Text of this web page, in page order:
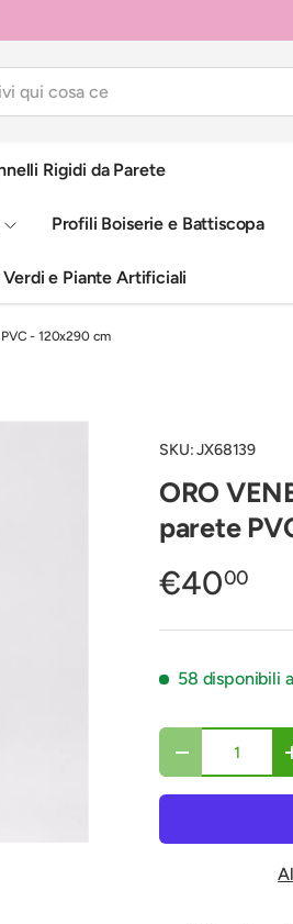
Rigidi da Parete
Profili Boiserie e Battiscopa
Verdi e Piante Artificiali
- 120x290 cm
SKU:JX68139
ORO
parete
€4000
58 disponibili
Q.tà
Diminuire la